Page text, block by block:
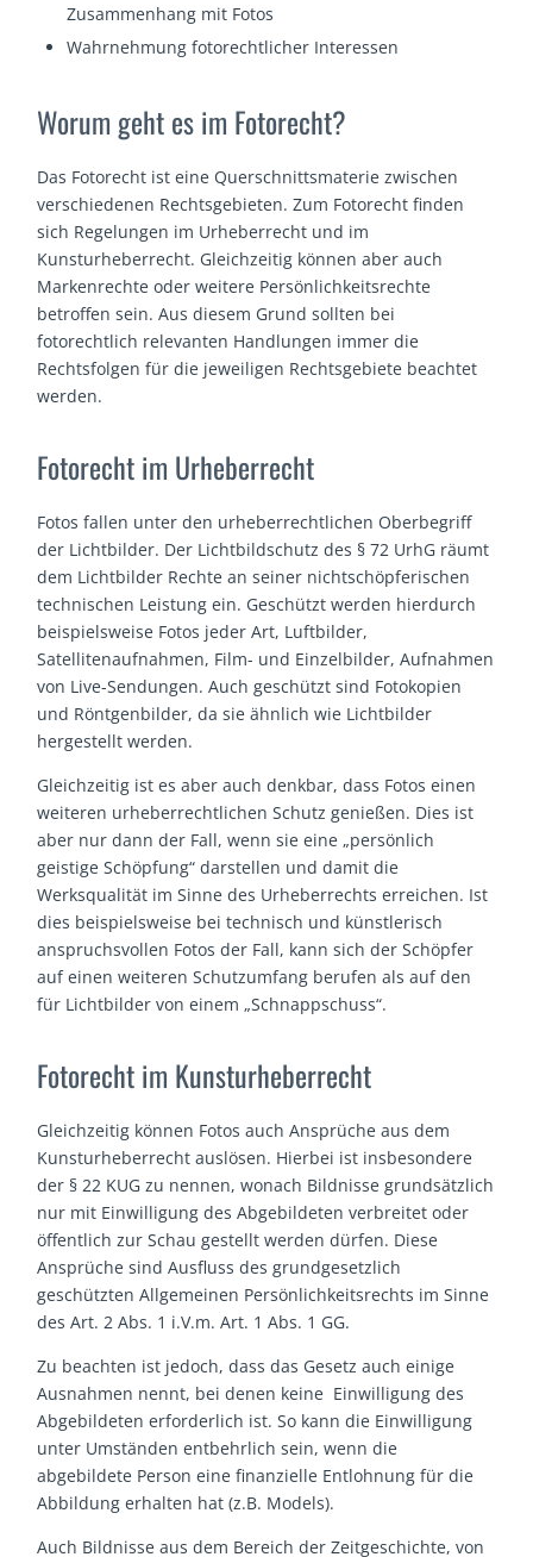
Zusammenhang mit Fotos
Wahrnehmung fotorechtlicher Interessen
Worum geht es im Fotorecht?
Das Fotorecht ist eine Querschnittsmaterie zwischen
verschiedenen Rechtsgebieten. Zum Fotorecht finden
sich Regelungen im Urheberrecht und im
Kunsturheberrecht. Gleichzeitig können aber auch
Markenrechte oder weitere Persönlichkeitsrechte
betroffen sein. Aus diesem Grund sollten bei
fotorechtlich relevanten Handlungen immer die
Rechtsfolgen für die jeweiligen Rechtsgebiete beachtet
werden.
Fotorecht im Urheberrecht
Fotos fallen unter den urheberrechtlichen Oberbegriff
der Lichtbilder. Der Lichtbildschutz des § 72 UrhG räumt
dem Lichtbilder Rechte an seiner nichtschöpferischen
technischen Leistung ein. Geschützt werden hierdurch
beispielsweise Fotos jeder Art, Luftbilder,
Satellitenaufnahmen, Film- und Einzelbilder, Aufnahmen
von Live-Sendungen. Auch geschützt sind Fotokopien
und Röntgenbilder, da sie ähnlich wie Lichtbilder
hergestellt werden.
Gleichzeitig ist es aber auch denkbar, dass Fotos einen
weiteren urheberrechtlichen Schutz genießen. Dies ist
aber nur dann der Fall, wenn sie eine „persönlich
geistige Schöpfung“ darstellen und damit die
Werksqualität im Sinne des Urheberrechts erreichen. Ist
dies beispielsweise bei technisch und künstlerisch
anspruchsvollen Fotos der Fall, kann sich der Schöpfer
auf einen weiteren Schutzumfang berufen als auf den
für Lichtbilder von einem „Schnappschuss“.
Fotorecht im Kunsturheberrecht
Gleichzeitig können Fotos auch Ansprüche aus dem
Kunsturheberrecht auslösen. Hierbei ist insbesondere
der § 22 KUG zu nennen, wonach Bildnisse grundsätzlich
nur mit Einwilligung des Abgebildeten verbreitet oder
öffentlich zur Schau gestellt werden dürfen. Diese
Ansprüche sind Ausfluss des grundgesetzlich
geschützten Allgemeinen Persönlichkeitsrechts im Sinne
des Art. 2 Abs. 1 i.V.m. Art. 1 Abs. 1 GG.
Zu beachten ist jedoch, dass das Gesetz auch einige
Ausnahmen nennt, bei denen keine Einwilligung des
Abgebildeten erforderlich ist. So kann die Einwilligung
unter Umständen entbehrlich sein, wenn die
abgebildete Person eine finanzielle Entlohnung für die
Abbildung erhalten hat (z.B. Models).
Auch Bildnisse aus dem Bereich der Zeitgeschichte, von